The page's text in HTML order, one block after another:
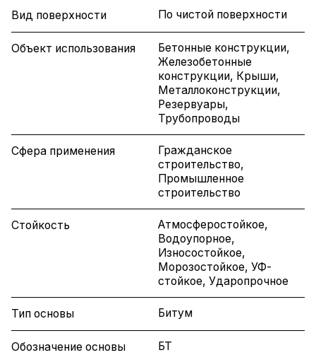
Вид поверхности По чистой поверхности
Объект использования
Бетонные конструкции,
Железобетонные
конструкции, Крыши,
Металлоконструкции,
Резервуары,
Трубопроводы
Сфера применения
Гражданское
строительство,
Промышленное
строительство
Стойкость
Атмосферостойкое,
Водоупорное,
Износостойкое,
Морозостойкое, УФ-
стойкое, Ударопрочное
Тип основы Битум
Обозначение основы БТ